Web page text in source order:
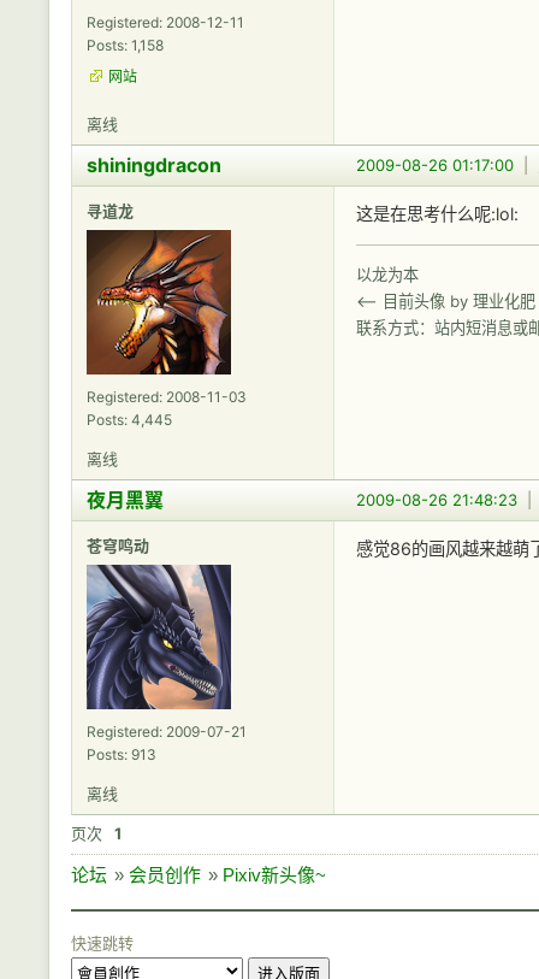
Registered: 2008-12-11
Posts: 1,158
网站
离线
2009-08-26 01:17:00
shiningdracon
寻道龙
Registered: 2008-11-03
Posts: 4,445
这是在思考什么呢:lol:
以龙为本
<-- 目前头像 by 理业化肥
联系方式：站内短消息或
离线
2009-08-26 21:48:23
夜月黑翼
苍穹鸣动
Registered: 2009-07-21
Posts: 913
感觉86的画风越来越萌
离线
页次 1
论坛 » 会员创作 » Pixiv新头像~
快速跳转